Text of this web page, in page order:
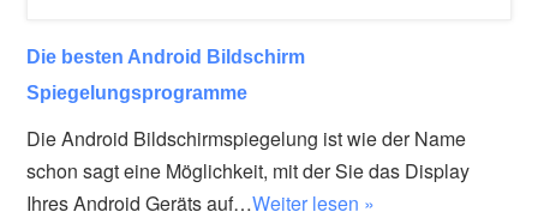
Die besten Android Bildschirm
Spiegelungsprogramme
Die Android Bildschirmspiegelung ist wie der Name
schon sagt eine Möglichkeit, mit der Sie das Display
Ihres Android Geräts auf…Weiter lesen »